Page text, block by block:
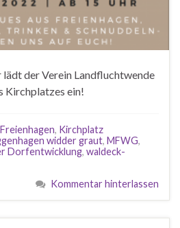
der Verein Landfluchtwende
Kirchplatzes ein!
, Kirchplatz
widder graut, MFWG,
Dorfentwicklung, waldeck-
Kommentar hinterlassen